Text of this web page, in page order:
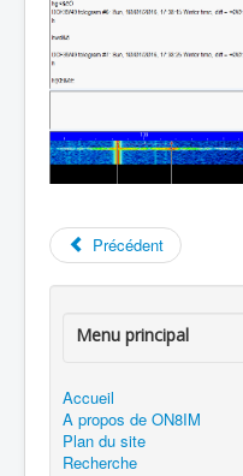
Précédent
Menu principal
Accueil
A propos de ON8IM
Plan du site
Recherche